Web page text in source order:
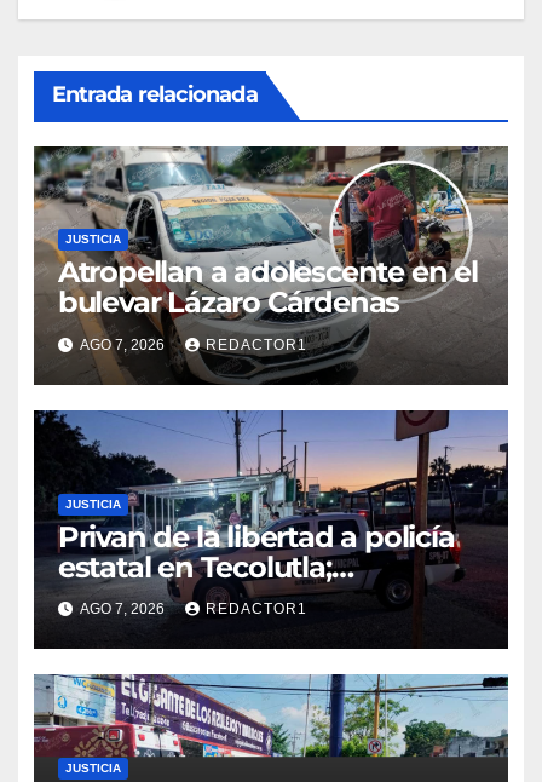
Entrada relacionada
JUSTICIA
Atropellan a adolescente en el
bulevar Lázaro Cárdenas
AGO 7, 2026 REDACTOR1
JUSTICIA
Privan de la libertad a policía
estatal en Tecolutla;
despliegan operativo para
localizarlo
AGO 7, 2026 REDACTOR1
JUSTICIA